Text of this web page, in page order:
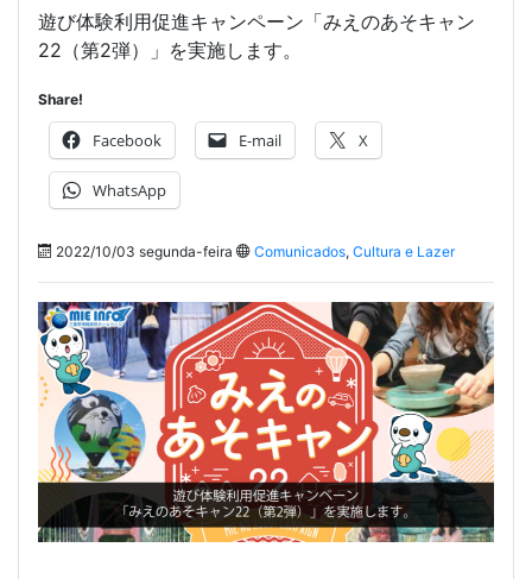
遊び体験利用促進キャンペーン「みえのあそキャン
22（第2弾）」を実施します。
Share!
Facebook E-mail X
WhatsApp
2022/10/03 segunda-feira Comunicados, Cultura e Lazer